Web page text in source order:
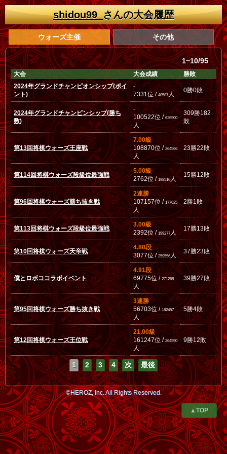
shidou99_さんの大会履歴
ウォーズ主催 その他
1~10/95
大会 大会成績
勝敗
2024年グランドチャンピオンシップ(ポイ
ント)
-
7331位 /40587 人
0勝0敗
2024年グランドチャンピンシップ(勝ち
数)
-
100522位 / 626900
人
309勝182
敗
第13回将棋ウォーズ王座戦
7.00級
108870位 /264566
人
23勝22敗
第114回将棋ウォーズ段級位最強戦
5.00級
2762位 /198516人
15勝12敗
第96回将棋ウォーズ勝ち抜き戦
2連勝
107157位 / 177625
人
2勝1敗
第113回将棋ウォーズ段級位最強戦
3.00級
2392位 /199277人
17勝13敗
第10回将棋ウォーズ天帝戦
4.80段
3077位 / 259556人
37勝23敗
僕とロボココラボイベント
4.91段
69775位 /271268
人
39勝27敗
第95回将棋ウォーズ勝ち抜き戦
3連勝
56703位 /182457
人
5勝4敗
第12回将棋ウォーズ王位戦
21.00級
161247位 /264590
人
9勝12敗
1 2 3 4 次 最後
©HEROZ, Inc. All Rights Reserved.
▲TOP